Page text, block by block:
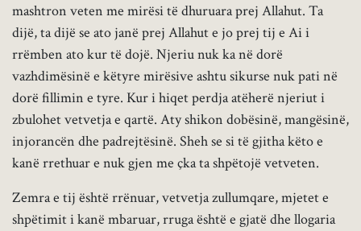
mashtron veten me mirësi të dhuruara prej Allahut. Ta
dijë, ta dijë se ato janë prej Allahut e jo prej tij e Ai i
rrëmben ato kur të dojë. Njeriu nuk ka në dorë
vazhdimësinë e këtyre mirësive ashtu sikurse nuk pati në
dorë fillimin e tyre. Kur i hiqet perdja atëherë njeriut i
zbulohet vetvetja e qartë. Aty shikon dobësinë, mangësinë,
injorancën dhe padrejtësinë. Sheh se si të gjitha këto e
kanë rrethuar e nuk gjen me çka ta shpëtojë vetveten.
Zemra e tij është rrënuar, vetvetja zullumqare, mjetet e
shpëtimit i kanë mbaruar, rruga është e gjatë dhe llogaria